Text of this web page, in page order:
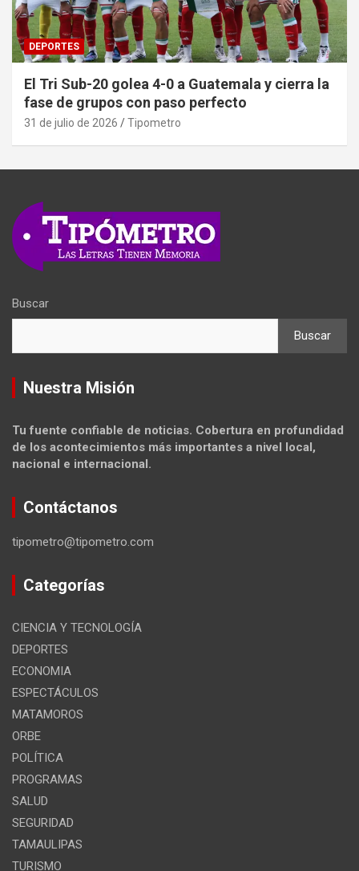
DEPORTES
El Tri Sub-20 golea 4-0 a Guatemala y cierra la
fase de grupos con paso perfecto
31 de julio de 2026 Tipometro
Buscar
Buscar
Nuestra Misión
Tu fuente confiable de noticias. Cobertura en profundidad
de los acontecimientos más importantes a nivel local,
nacional e internacional.
Contáctanos
tipometro@tipometro.com
Categorías
CIENCIA Y TECNOLOGÍA
DEPORTES
ECONOMIA
ESPECTÁCULOS
MATAMOROS
ORBE
POLÍTICA
PROGRAMAS
SALUD
SEGURIDAD
TAMAULIPAS
TURISMO